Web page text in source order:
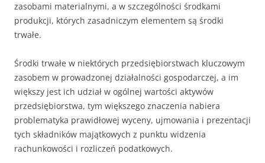
zasobami materialnymi, a w szczególności środkami
produkcji, których zasadniczym elementem są środki
trwałe.
Środki trwałe w niektórych przedsiębiorstwach kluczowym
zasobem w prowadzonej działalności gospodarczej, a im
większy jest ich udział w ogólnej wartości aktywów
przedsiębiorstwa, tym większego znaczenia nabiera
problematyka prawidłowej wyceny, ujmowania i prezentacji
tych składników majątkowych z punktu widzenia
rachunkowości i rozliczeń podatkowych.